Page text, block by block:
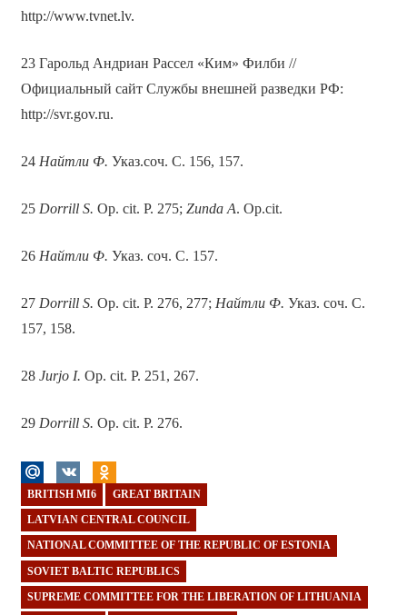
http://www.tvnet.lv.
23 Гарольд Андриан Рассел «Ким» Филби //
Официальный сайт Службы внешней разведки РФ:
http://svr.gov.ru.
24 Найтли Ф. Указ.соч. С. 156, 157.
25 Dorrill S. Op. cit. P. 275; Zunda A. Op.cit.
26 Найтли Ф. Указ. соч. С. 157.
27 Dorrill S. Op. cit. P. 276, 277; Найтли Ф. Указ. соч. С.
157, 158.
28 Jurjo I. Op. cit. P. 251, 267.
29 Dorrill S. Op. cit. P. 276.
BRITISH MI6 GREAT BRITAIN
LATVIAN CENTRAL COUNCIL
NATIONAL COMMITTEE OF THE REPUBLIC OF ESTONIA
SOVIET BALTIC REPUBLICS
SUPREME COMMITTEE FOR THE LIBERATION OF LITHUANIA